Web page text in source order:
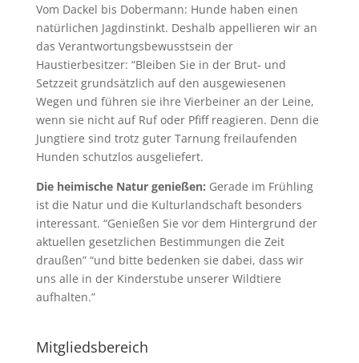
Vom Dackel bis Dobermann: Hunde haben einen
natürlichen Jagdinstinkt. Deshalb appellieren wir an
das Verantwortungsbewusstsein der
Haustierbesitzer: “Bleiben Sie in der Brut- und
Setzzeit grundsätzlich auf den ausgewiesenen
Wegen und führen sie ihre Vierbeiner an der Leine,
wenn sie nicht auf Ruf oder Pfiff reagieren. Denn die
Jungtiere sind trotz guter Tarnung freilaufenden
Hunden schutzlos ausgeliefert.
Die heimische Natur genießen: Gerade im Frühling
ist die Natur und die Kulturlandschaft besonders
interessant. “Genießen Sie vor dem Hintergrund der
aktuellen gesetzlichen Bestimmungen die Zeit
draußen” “und bitte bedenken sie dabei, dass wir
uns alle in der Kinderstube unserer Wildtiere
aufhalten.”
Mitgliedsbereich